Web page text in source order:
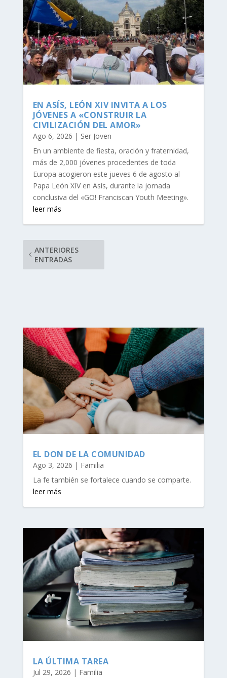
EN ASÍS, LEÓN XIV INVITA A LOS
JÓVENES A «CONSTRUIR LA
CIVILIZACIÓN DEL AMOR»
Ago 6, 2026 | Ser Joven
En un ambiente de fiesta, oración y fraternidad,
más de 2,000 jóvenes procedentes de toda
Europa acogieron este jueves 6 de agosto al
Papa León XIV en Asís, durante la jornada
conclusiva del «GO! Franciscan Youth Meeting».
leer más
ANTERIORES
ENTRADAS
EL DON DE LA COMUNIDAD
Ago 3, 2026 | Familia
La fe también se fortalece cuando se comparte.
leer más
LA ÚLTIMA TAREA
Jul 29, 2026 | Familia